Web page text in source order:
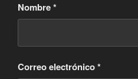
Nombre*
Correo electrónico*